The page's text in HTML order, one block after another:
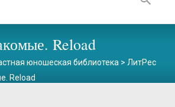
content
Reload
юношеская библиотека > ЛитРес
Reload